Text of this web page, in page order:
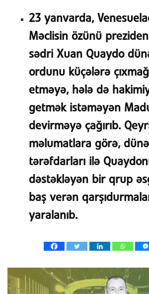
23 yanvarda,
Məclisin özünü
sədri Xuan Quaydo
ordunu küçələrə
etməyə, hələ də
getmək istəməyən
devirməyə çağırıb.
məlumatlara görə,
tərəfdarları ilə
dəstəkləyən bir qrup
baş verən
yaralanıb.